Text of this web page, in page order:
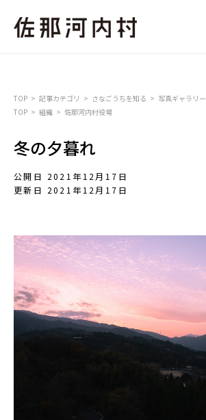
TOP 記事カテゴリ さなごうちを知る
写真ギャラリー
TOP
組織 佐那河内村役場
冬の夕暮れ
公開日 2021年12月17日
更新日 2021年12月17日